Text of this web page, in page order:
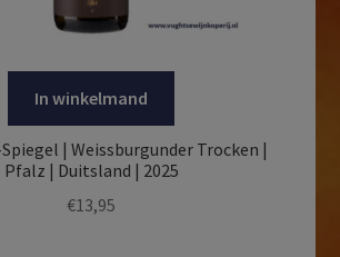
In winkelmand
| Weissburgunder Trocken |
Pfalz | Duitsland | 2025
€13,95